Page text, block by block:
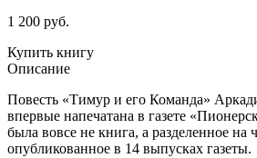
1 200 руб.
Купить книгу
Описание
Повесть «Тимур и его Команда»
впервые напечатана в газете
была вовсе не книга, а разделенное на
опубликованное в 14 выпусках газеты.